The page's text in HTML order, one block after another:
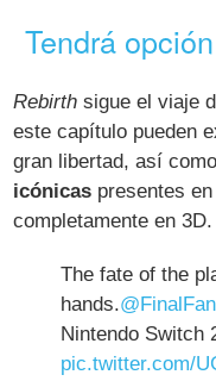
Tendrá
Rebirth sigue el viaje
este capítulo pueden
gran libertad, así como
icónicas presentes
completamente en 3D.
The fate of the
hands.
Nintendo Switch
pic.twitter.com/